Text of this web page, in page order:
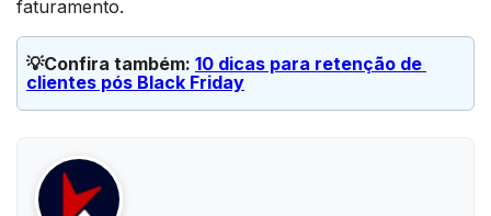
faturamento.
💡Confira também: 10 dicas para retenção de
clientes pós Black Friday